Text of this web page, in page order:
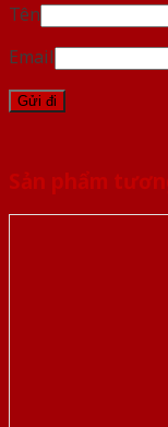
Tên
Email
Sản phẩm